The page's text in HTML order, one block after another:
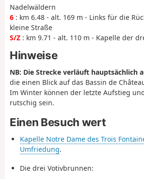
Nadelwäldern
6 : km 6.48 - alt. 169 m - Links für die
kleine Straße
S/Z : km 9.71 - alt. 110 m - Kapelle der
Hinweise
NB: Die Strecke verläuft hauptsächlich
die einen Blick auf das Bassin de
Im Winter können der letzte Aufstieg
rutschig sein.
Einen Besuch wert
Kapelle Notre Dame des Trois
Umfriedung.
Die drei Votivbrunnen: